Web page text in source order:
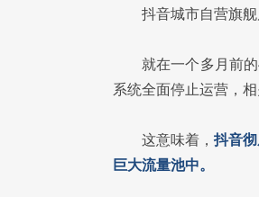
抖音城市自营旗
就在一个多月前
系统全面停止运营，
这意味着，抖音
巨大流量池中。